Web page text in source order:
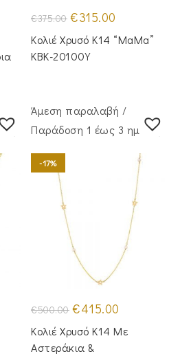
€375.00 Original
price
was:
€375.00.
€315.00
τιμή
είναι:
Κολιέ Χρυσό Κ14 “MaMa”
KBK-20100Y
Άμεση παραλαβή /
Παράδoση 1 έως 3 ημέρες
-17%
€500.00 Original
price
was:
€500.00.
€415.00
τιμή
είναι:
Κολιέ Χρυσό Κ14 Με
Αστεράκια &